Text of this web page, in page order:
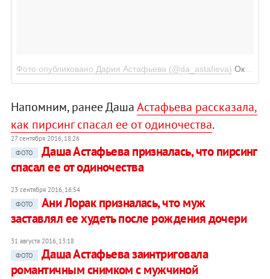
Фото опубликовано Дария Астафьева (@da_astafieva) Окт 20 2016 в 8:29 PDT
Напомним, ранее ДашаАстафьева рассказала,
как пирсинг спасал ее от одиночества.
27 сентября 2016, 18:26
ФОТО
Даша Астафьева призналась, что пирсинг
спасал ее от одиночества
23 сентября 2016, 16:54
ФОТО
Ани Лорак призналась, что муж
заставлял ее худеть после рождения дочери
31 августа 2016, 13:18
ФОТО
Даша Астафьева заинтриговала
романтичным снимком с мужчиной